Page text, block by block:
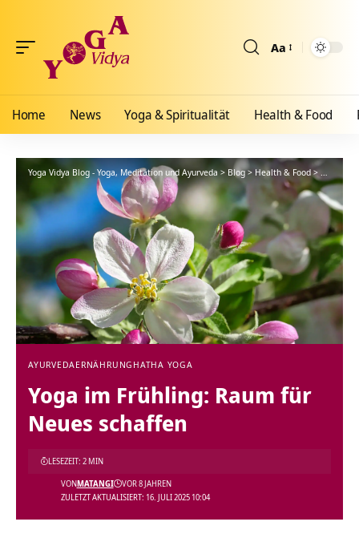
Aa
Home News Yoga & Spiritualität Health & Food
Yoga Vidya Blog - Yoga, Meditation und Ayurveda > Blog> Health & Food>Ayurveda
AYURVEDAERNÄHRUNG HATHA YOGA
Yoga im Frühling: Raum für
Neues schaffen
ZULETZT AKTUALISIERT: 16. JULI 2025 10:04
VONMATANGI VOR 8 JAHREN
LESEZEIT: 2 MIN